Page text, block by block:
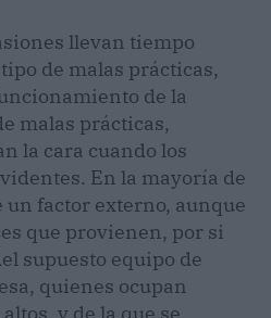
llevan tiempo
de malas prácticas,
de la
malas prácticas,
la cara cuando los
En la mayoría de
un factor externo, aunque
que provienen, por si
supuesto equipo de
quienes ocupan
y de la que se